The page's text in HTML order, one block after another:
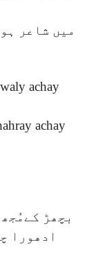
میں شاعر
achay
achay
بچھڑ
ادھورا